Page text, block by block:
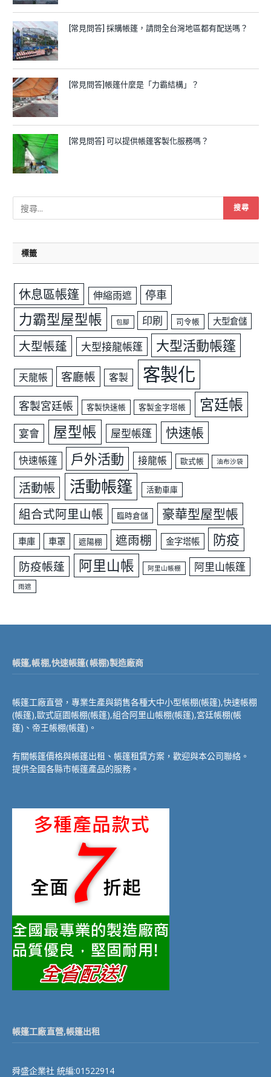
[常見問答] 採購帳篷，請問全台灣地區都有配送嗎？
[常見問答]帳篷什麼是「力霸結構」？
[常見問答] 可以提供帳篷客製化服務嗎？
標籤
休息區帳篷 伸縮雨遮 停車
力霸型屋型帳 包腳 印刷 司令帳 大型倉儲
大型帳蓬 大型接龍帳篷 大型活動帳篷
天龍帳 客廳帳 客製 客製化
客製宮廷帳 客製快速帳 客製金字塔帳 宮廷帳
宴會 屋型帳 屋型帳篷 快速帳
快速帳篷 戶外活動 接龍帳 歐式帳 油布沙袋
活動帳 活動帳篷 活動車庫
組合式阿里山帳 臨時倉儲 豪華型屋型帳
車庫 車罩 遮陽棚 遮雨棚 金字塔帳 防疫
防疫帳蓬 阿里山帳 阿里山帳棚 阿里山帳篷
雨遮
帳篷,帳棚,快速帳篷(帳棚)製造廠商
帳篷工廠直營，專業生產與銷售各種大中小型帳棚(帳篷),快速帳棚
(帳篷),歐式庭園帳棚(帳篷),組合阿里山帳棚(帳篷),宮廷帳棚(帳
篷)、帝王帳棚(帳篷)。
有關帳篷價格與帳篷出租、帳篷租賃方案，歡迎與本公司聯絡。
提供全國各縣市帳篷產品的服務。
帳篷工廠直營,帳篷出租
舜盛企業社 統編:01522914